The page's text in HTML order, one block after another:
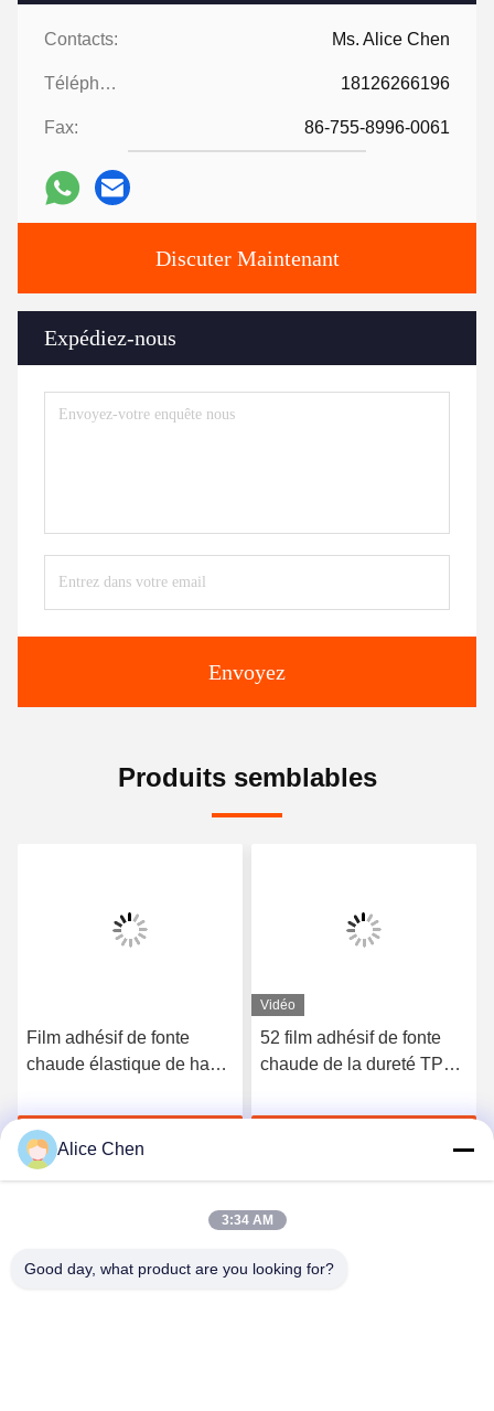
Contacts: Ms. Alice Chen
Téléphone: 18126266196
Fax: 86-755-8996-0061
Discuter Maintenant
Expédiez-nous
Envoyez
Produits semblables
Film adhésif de fonte
chaude élastique de haute
3412
Discuter Maintenant
Vidéo
52 film adhésif de fonte
chaude de la dureté TPU
vêtements sans couture
Alice Chen
3:34 AM
Good day, what product are you looking for?